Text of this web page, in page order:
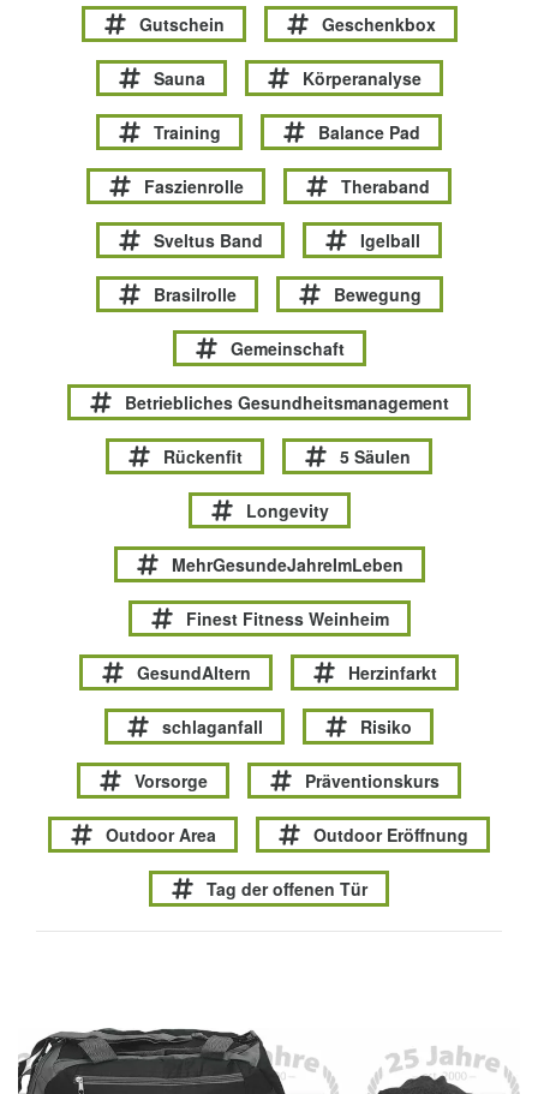
Gutschein Geschenkbox
Sauna Körperanalyse
Training Balance Pad
Faszienrolle Theraband
Sveltus Band Igelball
Brasilrolle Bewegung
Gemeinschaft
Betriebliches Gesundheitsmanagement
Rückenfit 5 Säulen
Longevity
MehrGesundeJahreImLeben
Finest Fitness Weinheim
GesundAltern Herzinfarkt
schlaganfall Risiko
Vorsorge Präventionskurs
Outdoor Area Outdoor Eröffnung
Tag der offenen Tür